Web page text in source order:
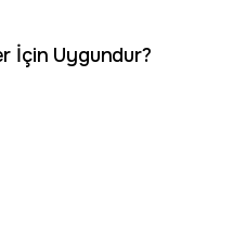
İçin Uygundur?